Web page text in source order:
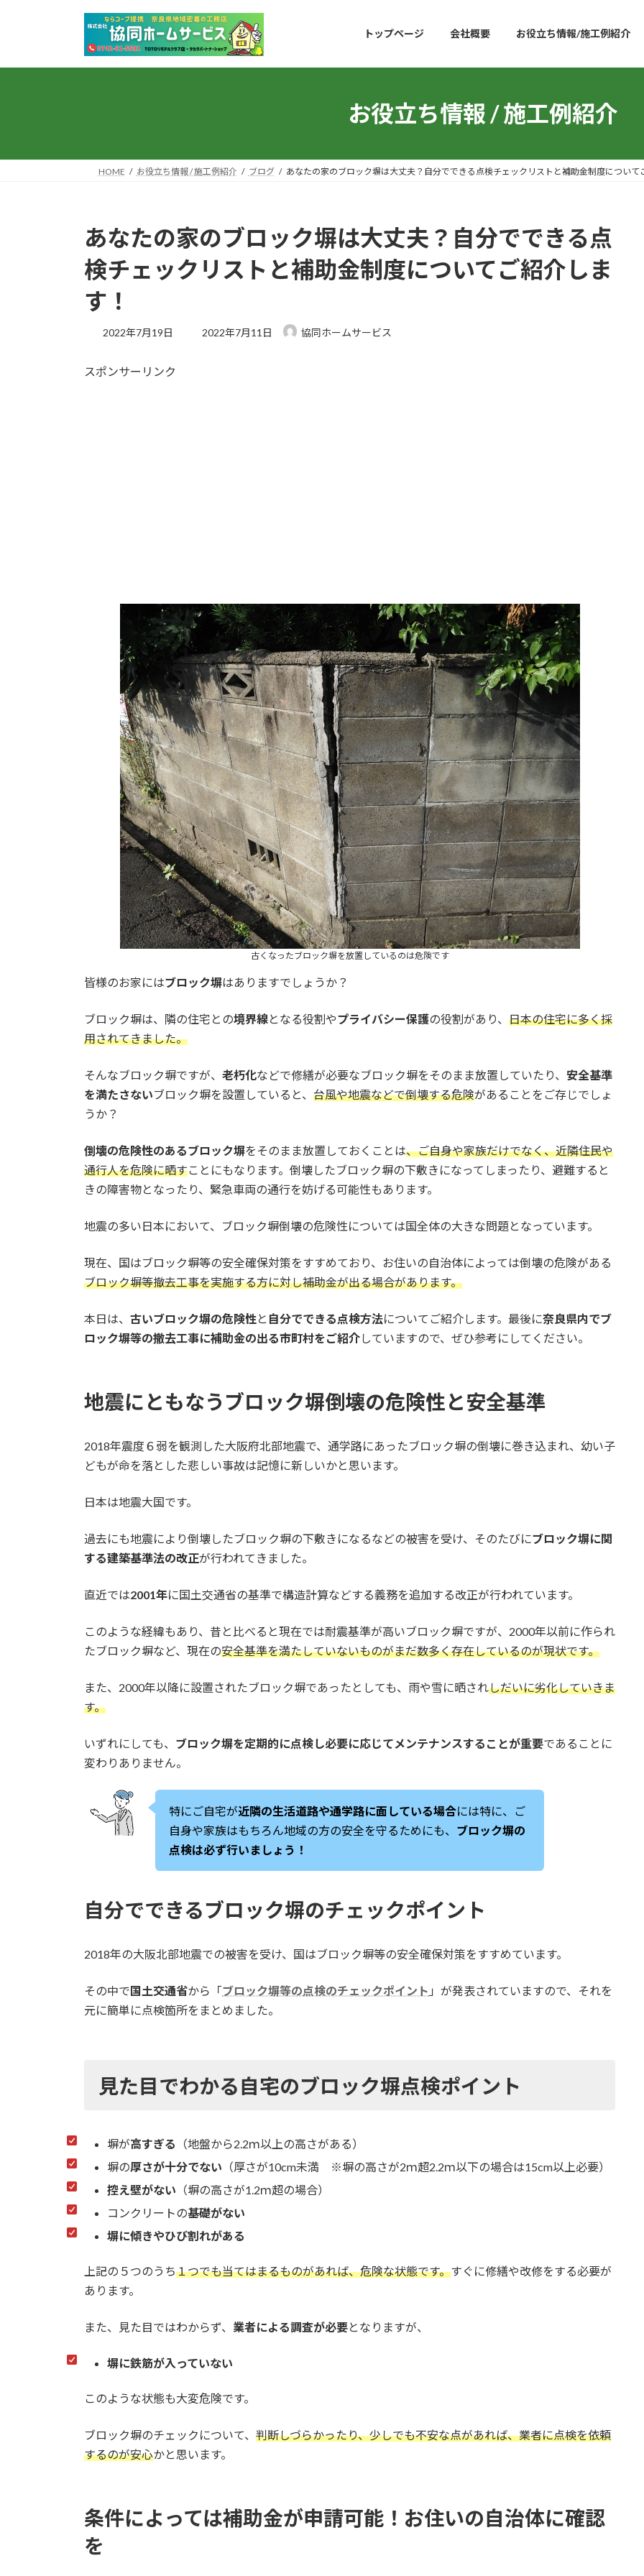
プ
動
トップページ 会社概要 お役立ち情報/施工例紹介
お役立ち情報 / 施工例紹介
HOME お役立ち情報 / 施工例紹介 ブログ あなたの家のブロック塀は大丈夫？自分でできる点検チェックリストと補助金制度について
あなたの家のブロック塀は大丈夫？自分でできる点
検チェックリストと補助金制度についてご紹介しま
す！
2022年7月19日
最
2022年7月11日 協同ホームサービス
スポンサーリンク
古くなったブロック塀を放置しているのは危険です
皆様のお家にはブロック塀はありますでしょうか？
ブロック塀は、隣の住宅との境界線となる役割やプライバシー保護の役割があり、 日本の住宅に多く採
用されてきました。
そんなブロック塀ですが、 老朽化などで修繕が必要なブロック塀をそのまま放置していたり、 安全基準
を満たさないブロック塀を設置していると、 台風や地震などで倒壊する危険があることをご存じでしょ
うか？
倒壊の危険性のあるブロック塀をそのまま放置しておくことは、ご自身や家族だけでなく、近隣住民や
通行人を危険に晒すことにもなります。倒壊したブロック塀の下敷きになってしまったり、避難すると
きの障害物となったり、緊急車両の通行を妨げる可能性もあります。
地震の多い日本において、ブロック塀倒壊の危険性については国全体の大きな問題となっています。
現在、国はブロック塀等の安全確保対策をすすめており、お住いの自治体によっては倒壊の危険がある
ブロック塀等撤去工事を実施する方に対し補助金が出る場合があります。
本日は、 古いブロック塀の危険性と 自分でできる点検方法についてご紹介します。最後に奈良県内でブ
ロック塀等の撤去工事に補助金の出る市町村をご紹介していますので、ぜひ参考にしてください。
地震にともなうブロック塀倒壊の危険性と安全基準
2018年震度６弱を観測した大阪府北部地震で、通学路にあったブロック塀の倒壊に巻き込まれ、幼い子
どもが命を落とした悲しい事故は記憶に新しいかと思います。
日本は地震大国です。
過去にも地震により倒壊したブロック塀の下敷きになるなどの被害を受け、そのたびにブロック塀に関
する建築基準法の改正が行われてきました。
直近では2001年に国土交通省の基準で構造計算などする義務を追加する改正が行われています。
このような経緯もあり、昔と比べると現在では耐震基準が高いブロック塀ですが、2000年以前に作られ
たブロック塀など、現在の安全基準を満たしていないものがまだ数多く存在しているのが現状です。
また、2000年以降に設置されたブロック塀であったとしても、雨や雪に晒されしだいに劣化していきま
す。
いずれにしても、 ブロック塀を定期的に点検し必要に応じてメンテナンスすることが重要であることに
変わりありません。
特にご自宅が近隣の生活道路や通学路に面している場合には特に、ご
自身や家族はもちろん地域の方の安全を守るためにも、 ブロック塀の
点検は必ず行いましょう！
自分でできるブロック塀のチェックポイント
2018年の大阪北部地震での被害を受け、国はブロック塀等の安全確保対策をすすめています。
その中で 国土交通省から「ブロック塀等の点検のチェックポイント 」が発表されていますので、それを
元に簡単に点検箇所をまとめました。
見た目でわかる自宅のブロック塀点検ポイント
塀が高すぎる
（地盤から2.2ｍ以上の高さがある）
塀の厚さが十分でない （厚さが10cm未満 ※塀の高さが2ｍ超2.2ｍ以下の場合は15cm以上必要）
控え壁がない （塀の高さが1.2ｍ超の場合）
コンクリートの基礎がない
塀に傾きやひび割れがある
上記の５つのうち１つでも当てはまるものがあれば、危険な状態です。すぐに修繕や改修をする必要が
あります。
また、見た目ではわからず、 業者による調査が必要となりますが、
塀に鉄筋が入っていない
このような状態も大変危険です。
ブロック塀のチェックについて、 判断しづらかったり、少しでも不安な点があれば、業者に点検を依頼
するのが安心かと思います。
条件によっては補助金が申請可能！お住いの自治体に確認
を